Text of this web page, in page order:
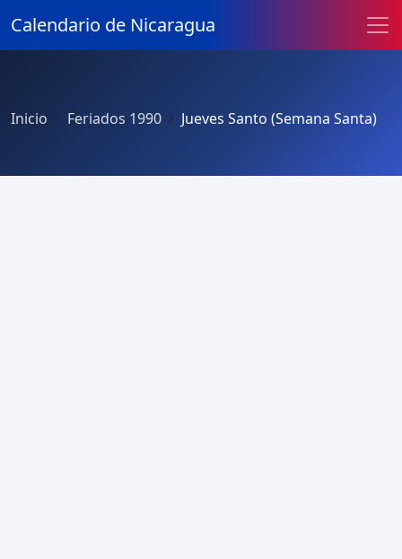
Calendario de Nicaragua
Inicio Feriados 1990 Jueves Santo (Semana Santa)